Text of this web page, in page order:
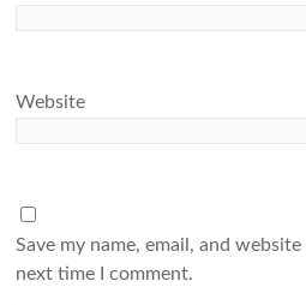
Website
Save my name, email, and
next time I comment.